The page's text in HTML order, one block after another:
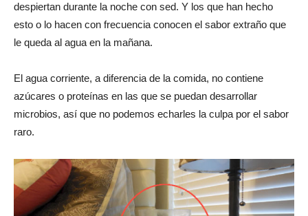
despiertan durante la noche con sed. Y los que han hecho
esto o lo hacen con frecuencia conocen el sabor extraño que
le queda al agua en la mañana.
El agua corriente, a diferencia de la comida, no contiene
azúcares o proteínas en las que se puedan desarrollar
microbios, así que no podemos echarles la culpa por el sabor
raro.